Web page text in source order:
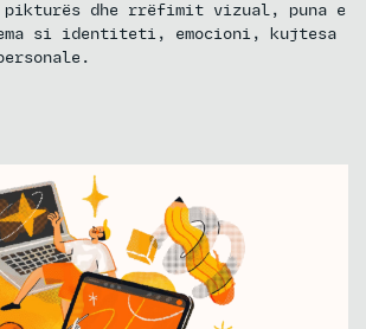
pikturës dhe rrëfimit vizual, puna e
si identiteti, emocioni, kujtesa